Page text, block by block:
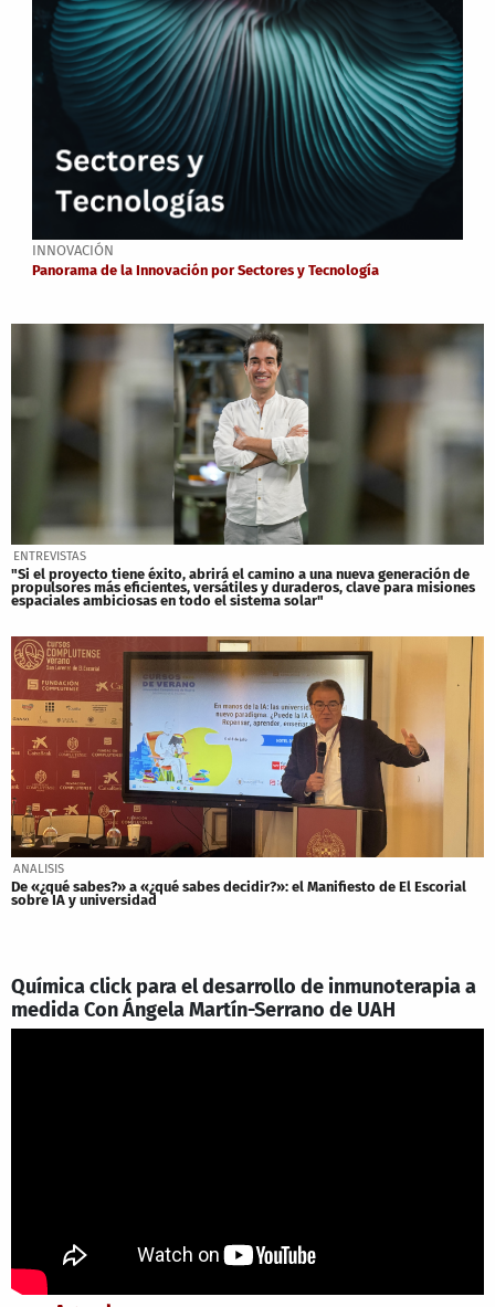
INNOVACIÓN
Panorama de la Innovación por Sectores y Tecnología
ENTREVISTAS
"Si el proyecto tiene éxito, abrirá el camino a una nueva generación de
propulsores más eficientes, versátiles y duraderos, clave para misiones
espaciales ambiciosas en todo el sistema solar"
ANALISIS
De «¿qué sabes?» a «¿qué sabes decidir?»: el Manifiesto de El Escorial
sobre IA y universidad
Química click para el desarrollo de inmunoterapia a
medida Con Ángela Martín-Serrano de UAH